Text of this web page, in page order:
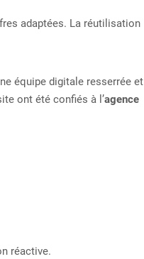
adaptées. La réutilisation
équipe digitale resserrée et
ont été confiés à l’agence
réactive.